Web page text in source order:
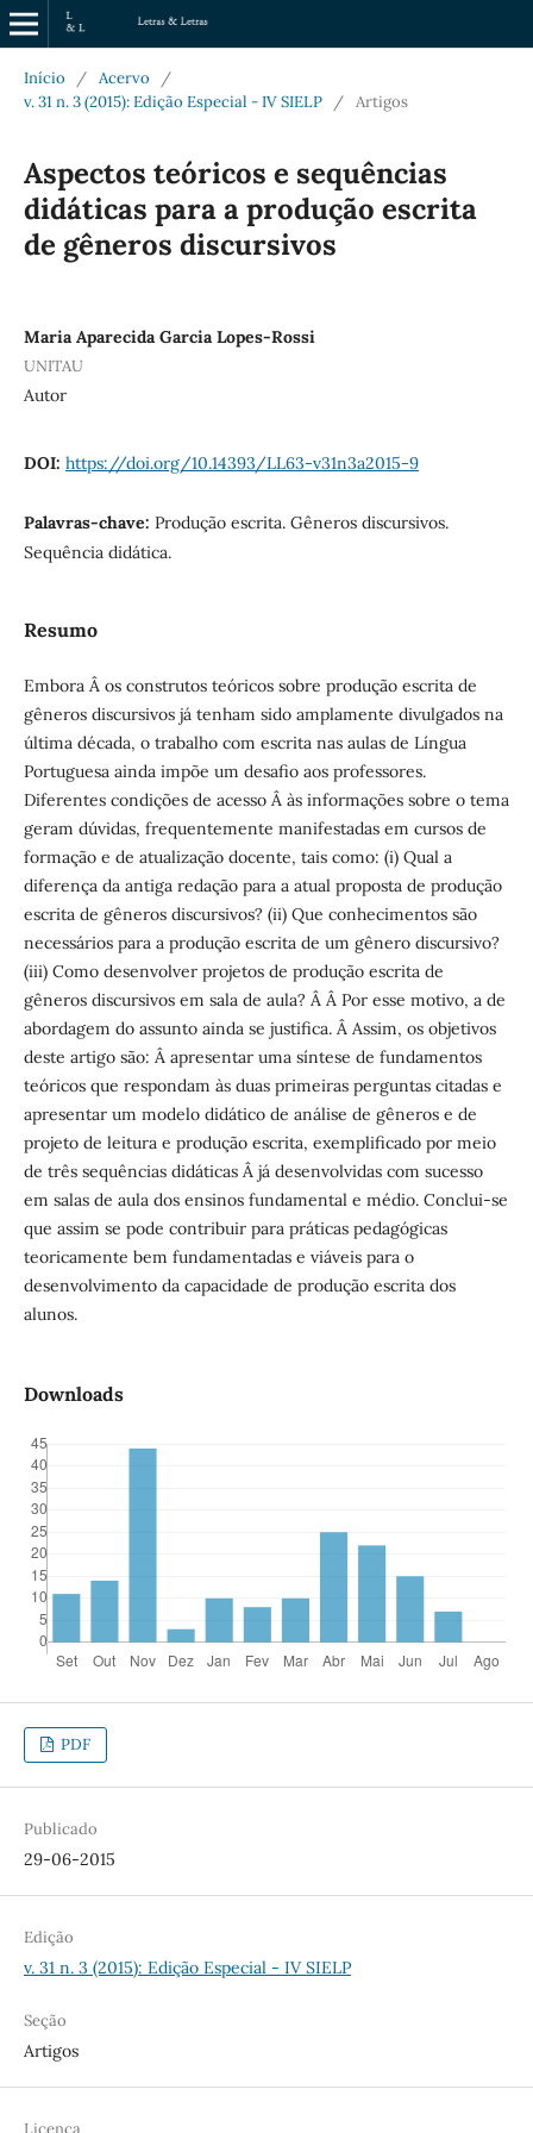
Início / Acervo
/
v. 31 n. 3 (2015): Edição Especial - IV SIELP
/ Artigos
Aspectos teóricos e sequências
didáticas para a produção escrita
de gêneros discursivos
Maria Aparecida Garcia Lopes-Rossi
UNITAU
Autor
DOI: https://doi.org/10.14393/LL63-v31n3a2015-9
Palavras-chave: Produção escrita. Gêneros discursivos.
Sequência didática.
Resumo
Embora Â os construtos teóricos sobre produção escrita de
gêneros discursivos já tenham sido amplamente divulgados na
última década, o trabalho com escrita nas aulas de Língua
Portuguesa ainda impõe um desafio aos professores.
Diferentes condições de acesso Â às informações sobre o tema
geram dúvidas, frequentemente manifestadas em cursos de
formação e de atualização docente, tais como: (i) Qual a
diferença da antiga redação para a atual proposta de produção
escrita de gêneros discursivos? (ii) Que conhecimentos são
necessários para a produção escrita de um gênero discursivo?
(iii) Como desenvolver projetos de produção escrita de
gêneros discursivos em sala de aula? Â Â Por esse motivo, a de
abordagem do assunto ainda se justifica. Â Assim, os objetivos
deste artigo são: Â apresentar uma síntese de fundamentos
teóricos que respondam às duas primeiras perguntas citadas e
apresentar um modelo didático de análise de gêneros e de
projeto de leitura e produção escrita, exemplificado por meio
de três sequências didáticas Â já desenvolvidas com sucesso
em salas de aula dos ensinos fundamental e médio. Conclui-se
que assim se pode contribuir para práticas pedagógicas
teoricamente bem fundamentadas e viáveis para o
desenvolvimento da capacidade de produção escrita dos
alunos.
Downloads
PDF
Publicado
29-06-2015
Edição
v. 31 n. 3 (2015): Edição Especial - IV SIELP
Seção
Artigos